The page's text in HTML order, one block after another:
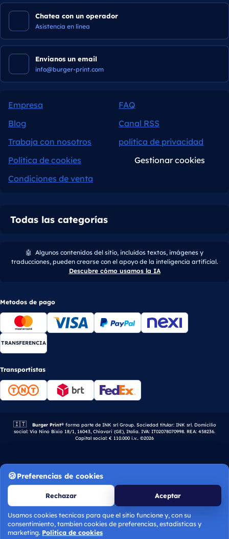
Chatea con un operador
Asistencia en línea
Envianos un email
info@burger-print.com
Empresa
FAQ
Blog
Canal RSS
Trabaja con nosotros
política de privacidad
Política de cookies
Gestionar cookies
Condiciones de venta
Todas las categorías
🤖 Algunos contenidos del sitio, incluidos textos, imágenes y
traducciones, pueden crearse con el apoyo de la inteligencia artificial.
Descubre cómo usamos la IA
Metodos de pago
TRANSFERENCIA
Transportistas
🇮🇹 Empresa italiana.
Burger Print®forma parte de INK srl Group. Sociedad titular: INK srl. Domicilio
social: Via Nino Bixio 18/1, 16043, Chiavari (GE), Italia. IVA: IT02078070998. REA: 458236.
Capital social: € 110.000 i.v.. ©2026
Preferencias de cookies
Rechazar Aceptar
Usamos cookies tecnicas para que el sitio funcione y, con su
consentimiento, tambien cookies de preferencias, estadisticas y
marketing. Politica de cookies
Calcular presupuesto